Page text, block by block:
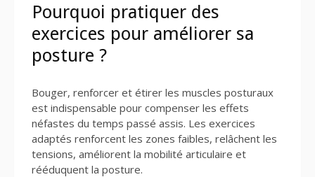
Pourquoi pratiquer des
exercices pour améliorer sa
posture ?
Bouger, renforcer et étirer les muscles posturaux
est indispensable pour compenser les effets
néfastes du temps passé assis. Les exercices
adaptés renforcent les zones faibles, relâchent les
tensions, améliorent la mobilité articulaire et
rééduquent la posture.